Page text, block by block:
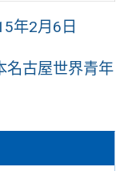
年2月6日
名古屋世界青年